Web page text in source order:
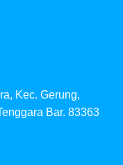
Kec. Gerung,
Bar. 83363